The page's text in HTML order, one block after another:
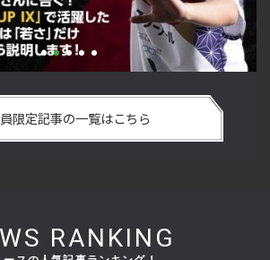
けじゃないから説明します！【ストーム
ーのゲンバから！ 第50回】
限定記事の一覧はこちら
RANKING